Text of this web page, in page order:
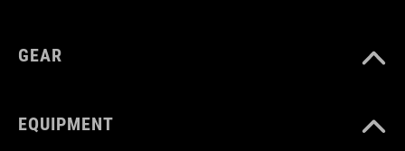
GEAR
EQUIPMENT